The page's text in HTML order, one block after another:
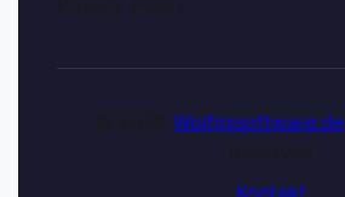
Wolfinisoftware.de
Kontakt